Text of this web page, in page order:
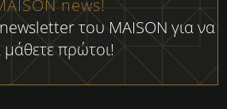
news!
του MAISON για να
μάθετε πρώτοι!